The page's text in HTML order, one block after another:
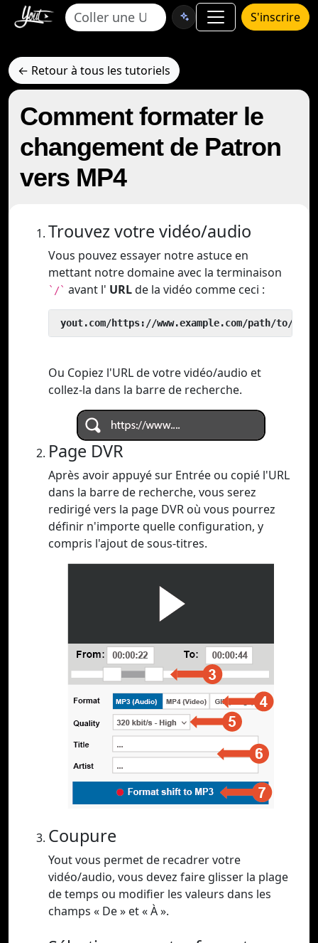
S'inscrire
← Retour à tous les tutoriels
Comment formater le
changement de Patron
vers MP4
Trouvez votre vidéo/audio
Vous pouvez essayer notre astuce en
mettant notre domaine avec la terminaison
`/` avant l' URLde la vidéo comme ceci :
yout.com/https://www.example.com/path/to/
Ou Copiez l'URL de votre vidéo/audio et
collez-la dans la barre de recherche.
Page DVR
Après avoir appuyé sur Entrée ou copié l'URL
dans la barre de recherche, vous serez
redirigé vers la page DVR où vous pourrez
définir n'importe quelle configuration, y
compris l'ajout de sous-titres.
Coupure
Yout vous permet de recadrer votre
vidéo/audio, vous devez faire glisser la plage
de temps ou modifier les valeurs dans les
champs « De » et « À ».